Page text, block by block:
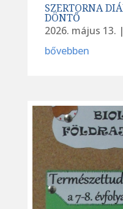
SZERTORNA
DÖNTŐ
2026. május 13. |
bővebben